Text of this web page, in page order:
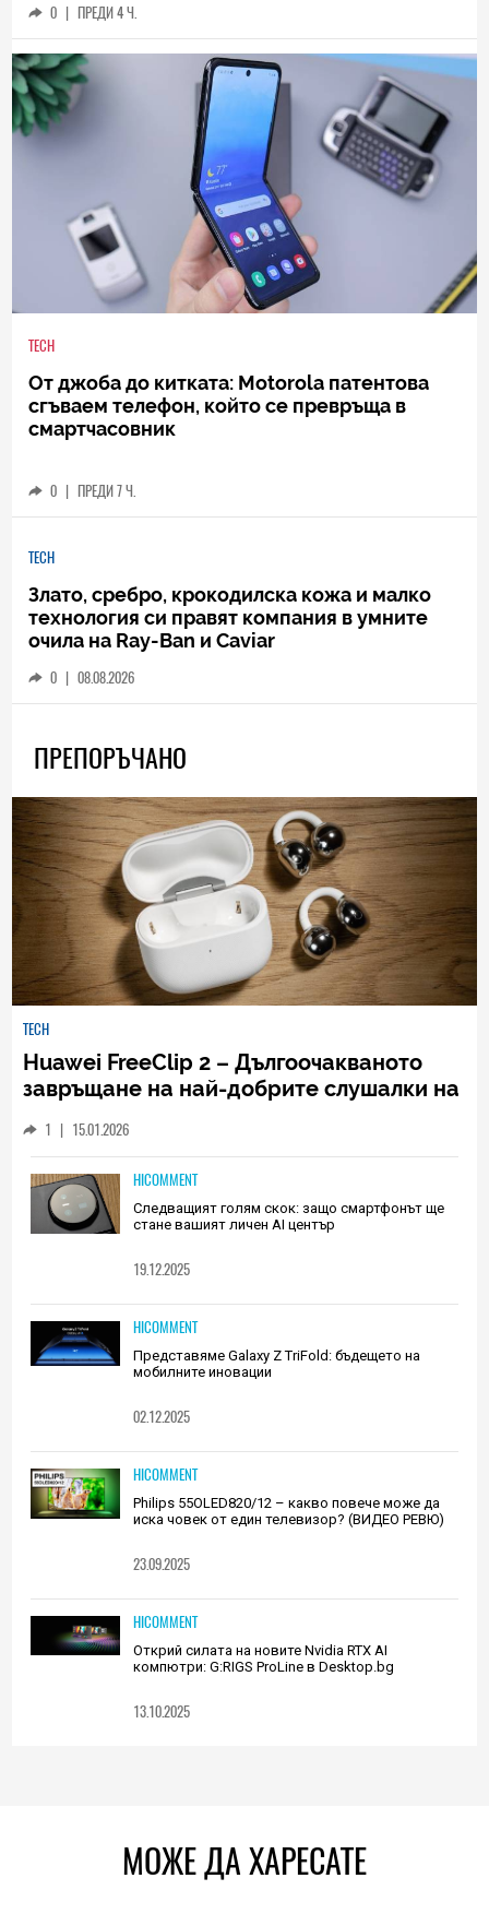
0 | ПРЕДИ 4 Ч.
TECH
От джоба до китката: Motorola патентова
сгъваем телефон, който се превръща в
смартчасовник
0 | ПРЕДИ 7 Ч.
TECH
Злато, сребро, крокодилска кожа и малко
технология си правят компания в умните
очила на Ray-Ban и Caviar
0 | 08.08.2026
ПРЕПОРЪЧАНО
TECH
Huawei FreeClip 2 – Дългоочакваното
завръщане на най-добрите слушалки на
1 | 15.01.2026
HICOMMENT
Следващият голям скок: защо смартфонът ще
стане вашият личен AI център
19.12.2025
HICOMMENT
Представяме Galaxy Z TriFold: бъдещето на
мобилните иновации
02.12.2025
HICOMMENT
Philips 55OLED820/12 – какво повече може да
иска човек от един телевизор? (ВИДЕО РЕВЮ)
23.09.2025
HICOMMENT
Открий силата на новите Nvidia RTX AI
компютри: G:RIGS ProLine в Desktop.bg
13.10.2025
МОЖЕ ДА ХАРЕСАТЕ